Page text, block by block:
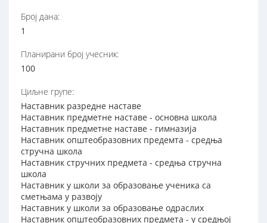
Број дана:
1
Планирани број учесник:
100
Циљне групе:
Наставник разредне наставе
Наставник предметне наставе - основна школа
Наставник предметне наставе - гимназија
Наставник општеобразовних предемта - средња
стручна школа
Наставник стручних предмета - средња стручна
школа
Наставник у школи за образовање ученика са
сметњама у развоју
Наставник у школи за образовање одраслих
Наставник општеобразовних предмета - у средњој